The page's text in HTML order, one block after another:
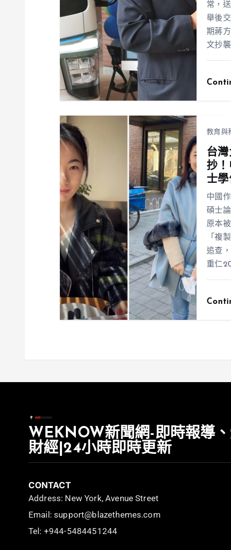
常，
舉後
期蔣
文抄
教育與
台
抄
士
中國
碩士
原本
「複
追查
重仁
WEKNOW新聞網-即時報導、
財經|24小時即時更新
CONTACT
Address: New York, Avenue Street
Email: support@blazethemes.com
Tel: +944-5484451244